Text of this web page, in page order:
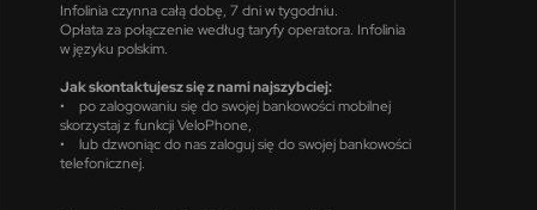
Infolinia czynna całą dobę, 7 dni w tygodniu.
Opłata za połączenie według taryfy operatora. Infolinia
w języku polskim.
Jak skontaktujesz się z nami najszybciej:
• po zalogowaniu się do swojej bankowości mobilnej
skorzystaj z funkcji VeloPhone,
• lub dzwoniąc do nas zaloguj się do swojej bankowości
telefonicznej.